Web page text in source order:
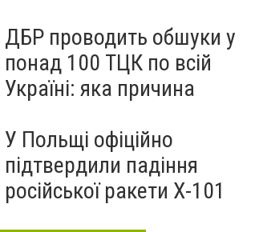
ДБР проводить обшуки у
понад 100 ТЦК по всій
Україні: яка причина
У Польщі офіційно
підтвердили падіння
російської ракети Х-101